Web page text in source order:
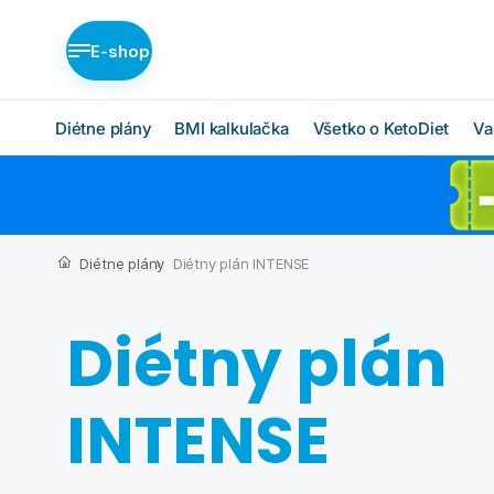
E-shop
Diétne plány
Nízka nadváha (BASIC)
Vysoká nadváha
(INTENSE)
BMI kalkulačka Všetko o KetoDiet
Ako KetoDiet funguje
O proteínovej diéte
BMI kalkulačka
Diétne plány Diétny plán INTENSE
Diétny plán
INTENSE